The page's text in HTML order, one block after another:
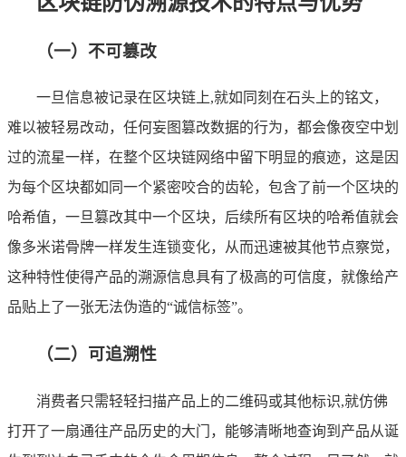
（一）不可篡改
一旦信息被记录在区块链上,就如同刻在石头上的铭文，
难以被轻易改动，任何妄图篡改数据的行为，都会像夜空中划
过的流星一样，在整个区块链网络中留下明显的痕迹，这是因
为每个区块都如同一个紧密咬合的齿轮，包含了前一个区块的
哈希值，一旦篡改其中一个区块，后续所有区块的哈希值就会
像多米诺骨牌一样发生连锁变化，从而迅速被其他节点察觉，
这种特性使得产品的溯源信息具有了极高的可信度，就像给产
品贴上了一张无法伪造的“诚信标签”。
（二）可追溯性
消费者只需轻轻扫描产品上的二维码或其他标识,就仿佛
打开了一扇通往产品历史的大门，能够清晰地查询到产品从诞